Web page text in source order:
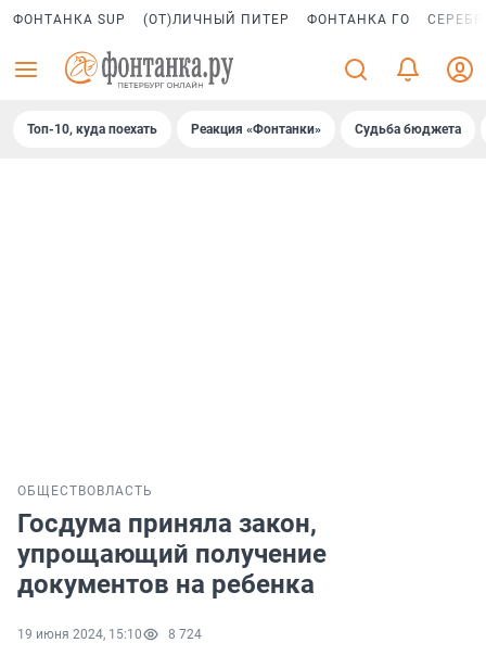
ФОНТАНКА SUP (ОТ)ЛИЧНЫЙ ПИТЕР ФОНТАНКА ГО
Топ-10, куда поехать Реакция «Фонтанки» Судьба бюджета
ОБЩЕСТВО ВЛАСТЬ
Госдума приняла закон,
упрощающий получение
документов на ребенка
19 июня 2024, 15:10 8 724